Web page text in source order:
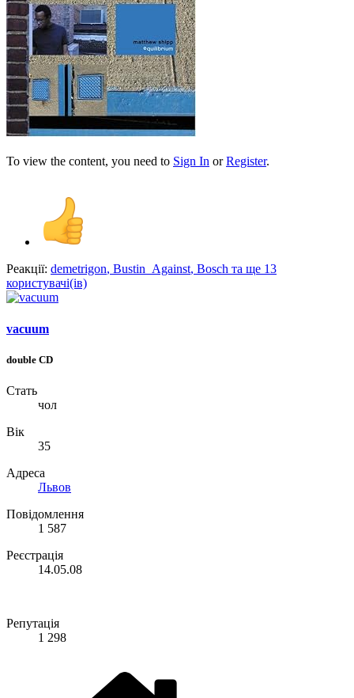
To view the content, you need to Sign In orRegister.
Реакції: demetrigon, Bustin_Against, Bosch та ще 13
користувачі(ів)
vacuum
double CD
Стать
чол
Вік
35
Адреса
Львов
Повідомлення
1 587
Реєстрація
14.05.08
Репутація
1 298